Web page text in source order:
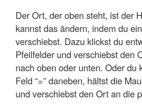
Der Ort, der oben steht, ist der
kannst das ändern, indem du
verschiebst. Dazu klickst du
Pfeilfelder und verschiebst den
nach oben oder unten. Oder du
Feld “=” daneben, hältst die
und verschiebst den Ort an die